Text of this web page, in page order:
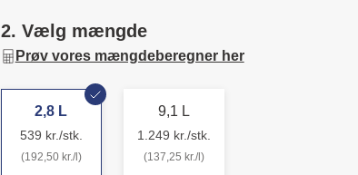
2. Vælg mængde
Prøv vores mængdeberegner her
2,8 L
539 kr./stk.
(192,50 kr./l)
9,1 L
1.249 kr./stk.
(137,25 kr./l)